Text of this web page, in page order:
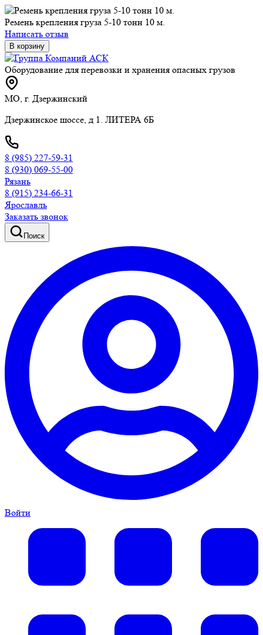
Ремень крепления груза 5-10 тонн 10 м.
Написать отзыв
В корзину
Оборудование для перевозки и хранения опасных грузов
МО, г. Дзержинский
Дзержинское шоссе, д 1. ЛИТЕРА 6Б
8 (985) 227-59-31
8 (930) 069-55-00
Рязань
8 (915) 234-66-31
Ярославль
Заказать звонок
Поиск
Войти